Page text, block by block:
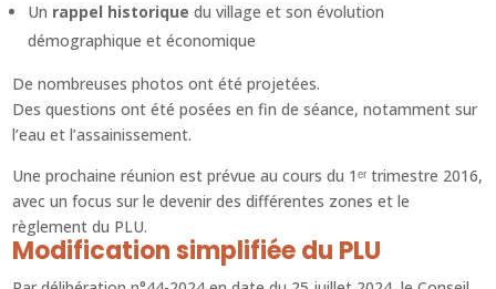
Un rappel historique du village et son évolution
démographique et économique
De nombreuses photos ont été projetées.
Des questions ont été posées en fin de séance, notamment sur
l’eau et l’assainissement.
Une prochaine réunion est prévue au cours du 1ᵉʳ trimestre 2016,
avec un focus sur le devenir des différentes zones et le
règlement du PLU.
Modification simplifiée du PLU